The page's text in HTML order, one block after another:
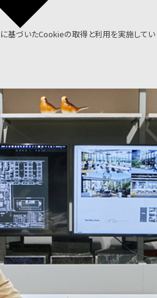
に基づいたCookieの取得と利用を実施してい